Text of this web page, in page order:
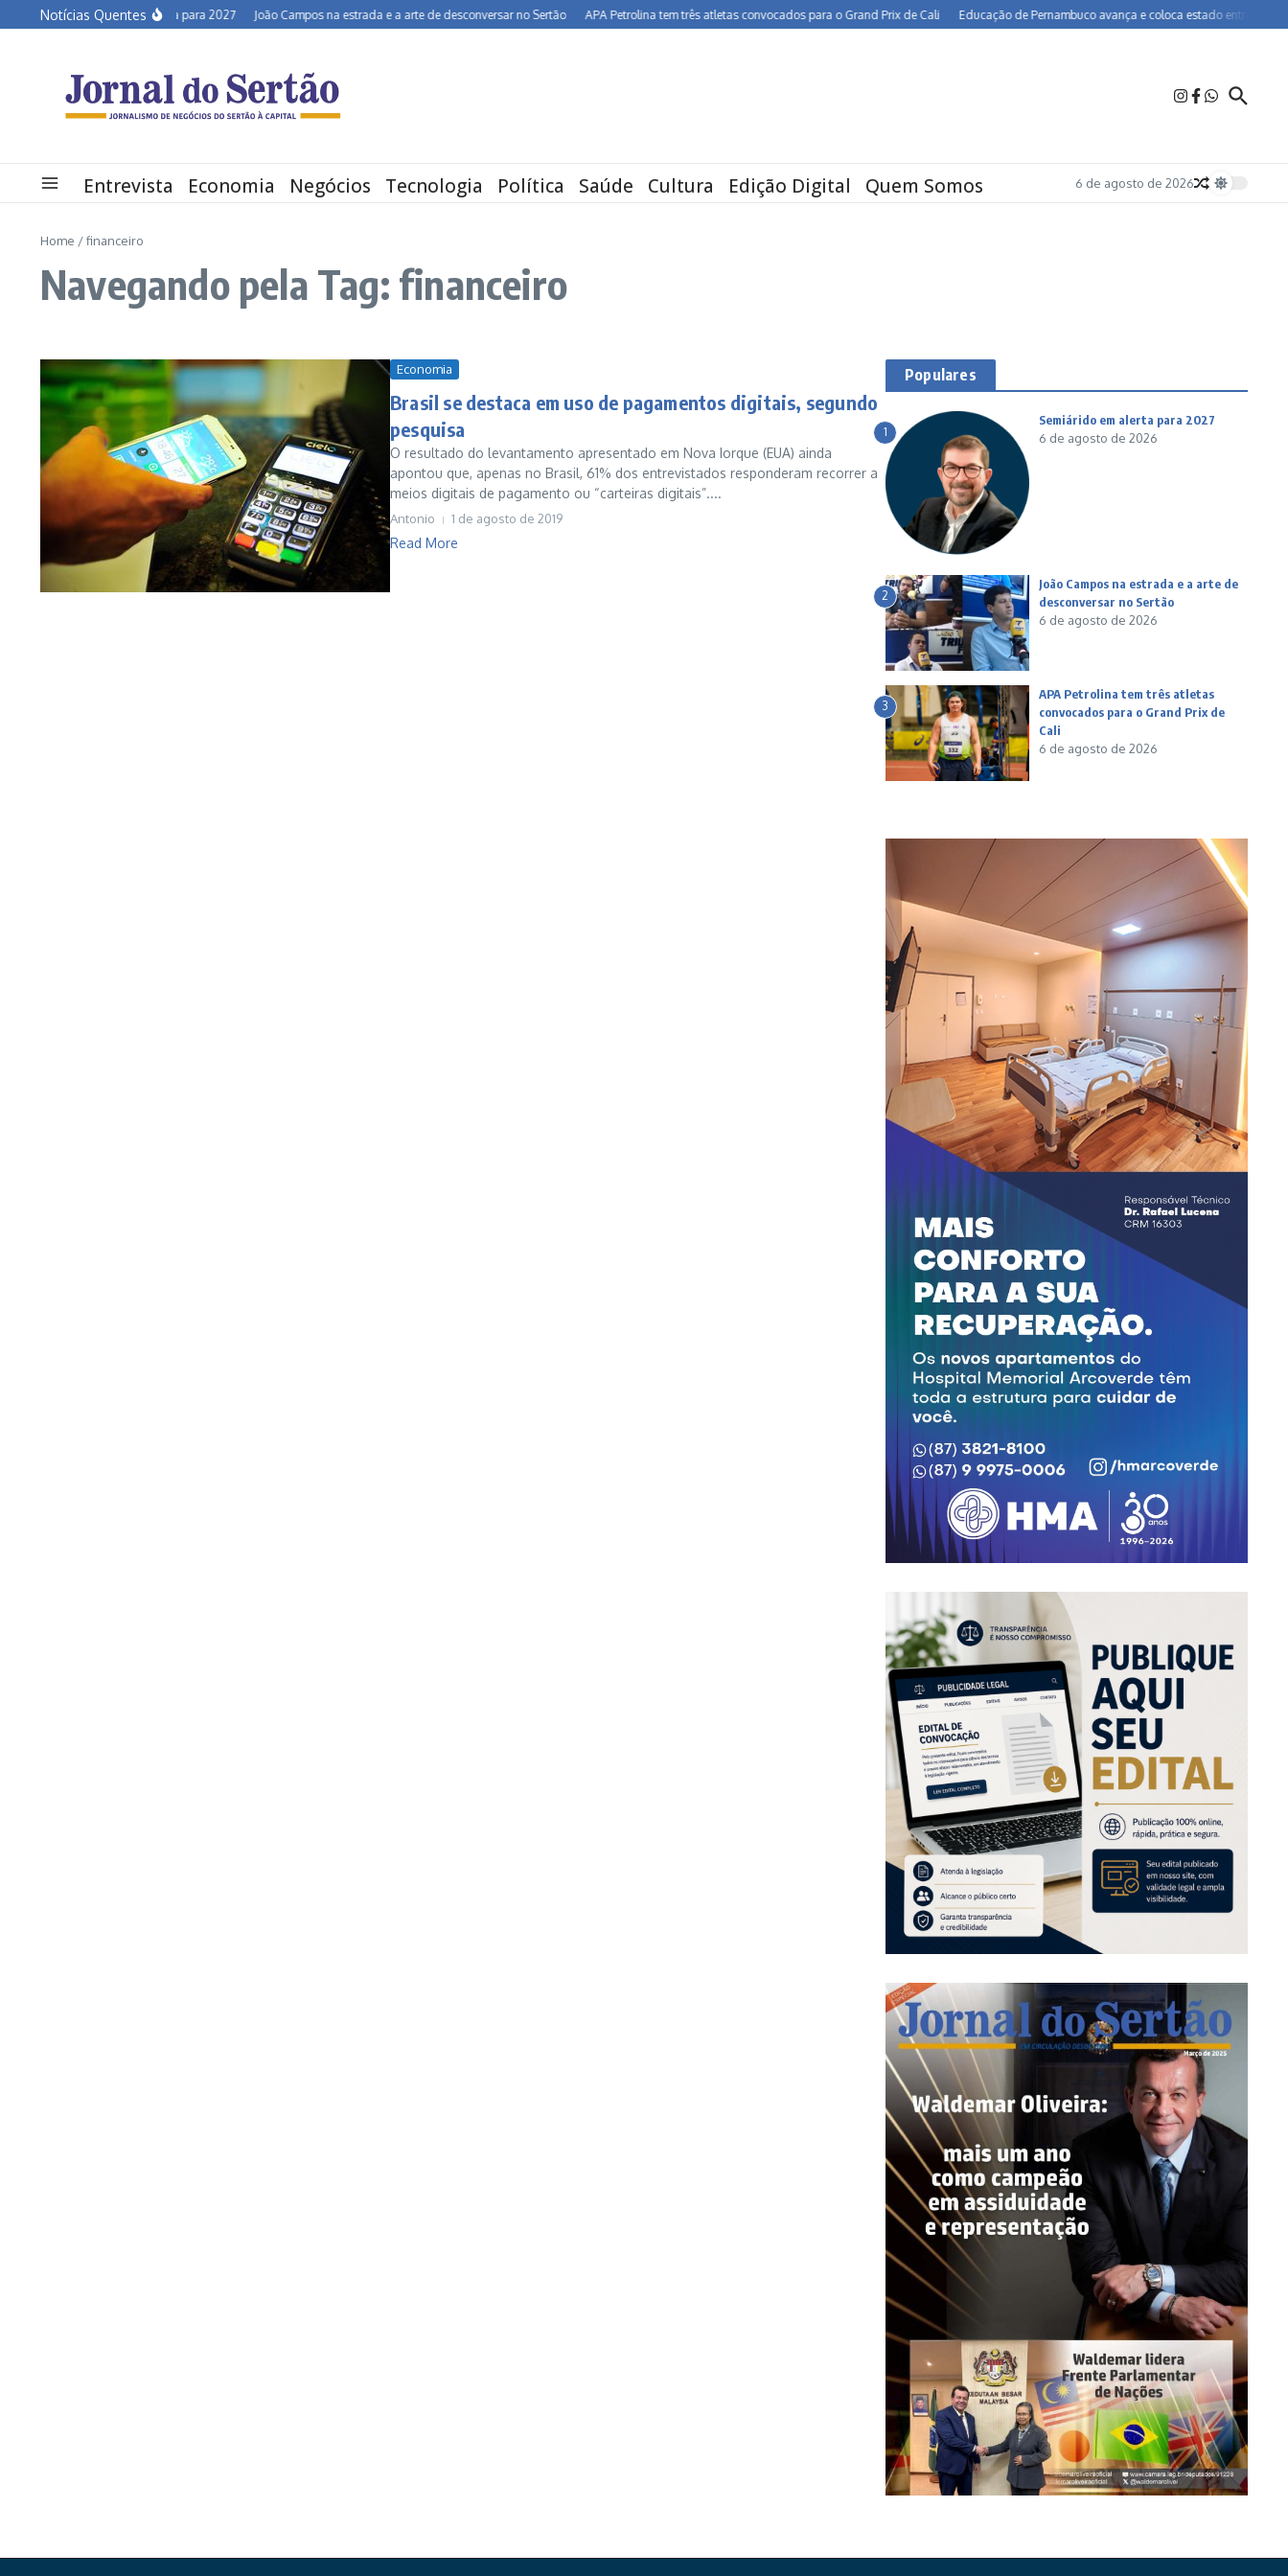
Ir para o conteúdo
Notícias Quentes
Semiárido em alerta para 2027 João Campos na estrada e a arte de desconversar no Sertão APA Petrolina tem três atletas convocados para o Grand Prix de Cali Educação de Pernambuco avança e coloca estado entre os
Entrevista Economia Negócios Tecnologia Política Saúde Cultura Edição Digital Quem Somos 6 de agosto de 2026
Home /financeiro
Navegando pela Tag: financeiro
Economia
Brasil se destaca em uso de pagamentos digitais, segundo
pesquisa
O resultado do levantamento apresentado em Nova Iorque (EUA) ainda
apontou que, apenas no Brasil, 61% dos entrevistados responderam recorrer a
meios digitais de pagamento ou “carteiras digitais”....
Antonio 1 de agosto de 2019
Read More
Populares
1
Semiárido em alerta para 2027
6 de agosto de 2026
2
João Campos na estrada e a arte de
desconversar no Sertão
6 de agosto de 2026
3
APA Petrolina tem três atletas
convocados para o Grand Prix de
Cali
6 de agosto de 2026